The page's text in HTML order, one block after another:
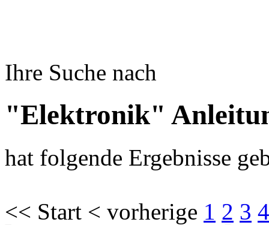
Ihre Suche nach
"Elektronik"
hat folgende Ergebnisse
<< Start < vorherige 1 2 3 4